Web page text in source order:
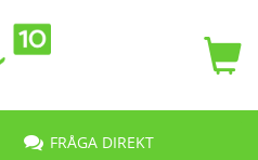
FRÅGA DIREKT